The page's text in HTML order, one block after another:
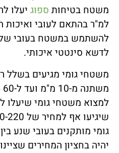
משטח בטיחות ספוג
למ"ר בהתאם לעובי
לדשא סינטטי איכותי.
משטחי גומי מגיעים בשלל
יהיה בחציון המחירים